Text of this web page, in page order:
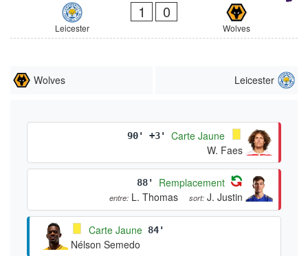
Leicester
1 0
Wolves
Wolves Leicester
90' +3'
Carte Jaune
W. Faes
88' Remplacement
entre: L. Thomas sort: J. Justin
Carte Jaune 84'
Nélson Semedo